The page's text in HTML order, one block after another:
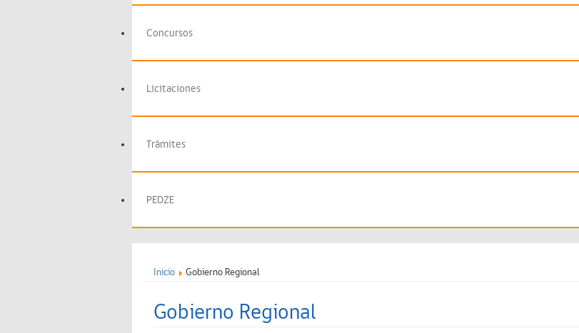
Concursos
Licitaciones
Trámites
PEDZE
Inicio Gobierno Regional
Gobierno Regional